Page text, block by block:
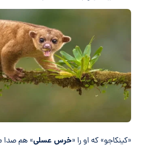
«کینکاجو» که او را «خرس عسلی» هم صدا